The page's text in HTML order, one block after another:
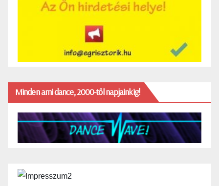
Minden ami dance, 2000-től napjainkig!